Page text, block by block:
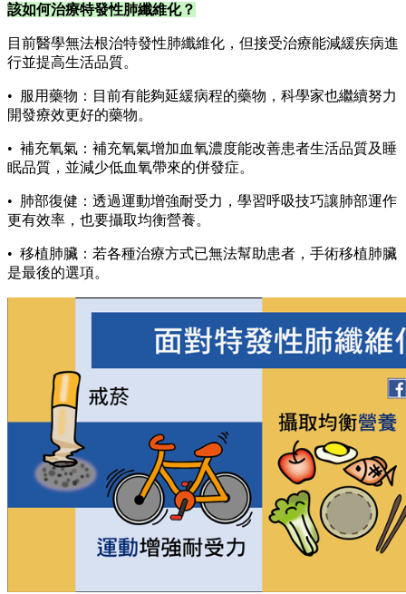
該如何治療特發性肺纖維化？
目前醫學無法根治特發性肺纖維化，但接受治療能減緩疾病進
行並提高生活品質。
• 服用藥物：目前有能夠延緩病程的藥物，科學家也繼續努力
開發療效更好的藥物。
• 補充氧氣：補充氧氣增加血氧濃度能改善患者生活品質及睡
眠品質，並減少低血氧帶來的併發症。
• 肺部復健：透過運動增強耐受力，學習呼吸技巧讓肺部運作
更有效率，也要攝取均衡營養。
• 移植肺臟：若各種治療方式已無法幫助患者，手術移植肺臟
是最後的選項。